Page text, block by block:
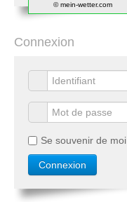
© mein-wetter.com
Connexion
Se souvenir de moi